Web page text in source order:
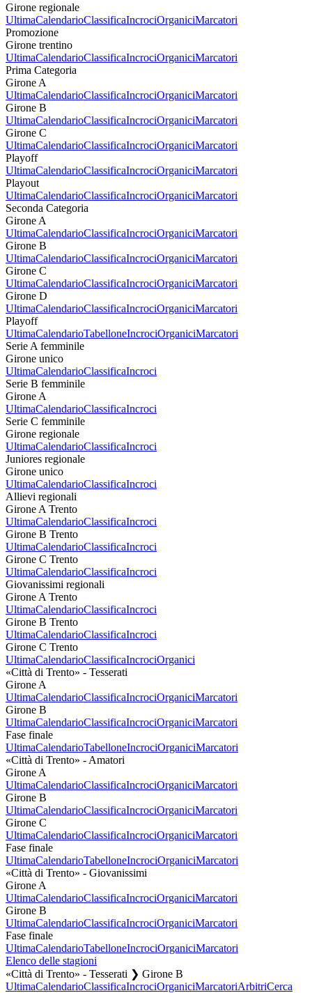
Girone regionale
UltimaCalendarioClassificaIncrociOrganiciMarcatori
Promozione
Girone trentino
UltimaCalendarioClassificaIncrociOrganiciMarcatori
Prima Categoria
Girone A
UltimaCalendarioClassificaIncrociOrganiciMarcatori
Girone B
UltimaCalendarioClassificaIncrociOrganiciMarcatori
Girone C
UltimaCalendarioClassificaIncrociOrganiciMarcatori
Playoff
UltimaCalendarioClassificaIncrociOrganiciMarcatori
Playout
UltimaCalendarioClassificaIncrociOrganiciMarcatori
Seconda Categoria
Girone A
UltimaCalendarioClassificaIncrociOrganiciMarcatori
Girone B
UltimaCalendarioClassificaIncrociOrganiciMarcatori
Girone C
UltimaCalendarioClassificaIncrociOrganiciMarcatori
Girone D
UltimaCalendarioClassificaIncrociOrganiciMarcatori
Playoff
UltimaCalendarioTabelloneIncrociOrganiciMarcatori
Serie A femminile
Girone unico
UltimaCalendarioClassificaIncroci
Serie B femminile
Girone A
UltimaCalendarioClassificaIncroci
Serie C femminile
Girone regionale
UltimaCalendarioClassificaIncroci
Juniores regionale
Girone unico
UltimaCalendarioClassificaIncroci
Allievi regionali
Girone A Trento
UltimaCalendarioClassificaIncroci
Girone B Trento
UltimaCalendarioClassificaIncroci
Girone C Trento
UltimaCalendarioClassificaIncroci
Giovanissimi regionali
Girone A Trento
UltimaCalendarioClassificaIncroci
Girone B Trento
UltimaCalendarioClassificaIncroci
Girone C Trento
UltimaCalendarioClassificaIncrociOrganici
«Città di Trento» - Tesserati
Girone A
UltimaCalendarioClassificaIncrociOrganiciMarcatori
Girone B
UltimaCalendarioClassificaIncrociOrganiciMarcatori
Fase finale
UltimaCalendarioTabelloneIncrociOrganiciMarcatori
«Città di Trento» - Amatori
Girone A
UltimaCalendarioClassificaIncrociOrganiciMarcatori
Girone B
UltimaCalendarioClassificaIncrociOrganiciMarcatori
Girone C
UltimaCalendarioClassificaIncrociOrganiciMarcatori
Fase finale
UltimaCalendarioTabelloneIncrociOrganiciMarcatori
«Città di Trento» - Giovanissimi
Girone A
UltimaCalendarioClassificaIncrociOrganiciMarcatori
Girone B
UltimaCalendarioClassificaIncrociOrganiciMarcatori
Fase finale
UltimaCalendarioTabelloneIncrociOrganiciMarcatori
Elenco delle stagioni
«Città di Trento» - Tesserati ❯ Girone B
UltimaCalendarioClassificaIncrociOrganiciMarcatoriArbitriCerca